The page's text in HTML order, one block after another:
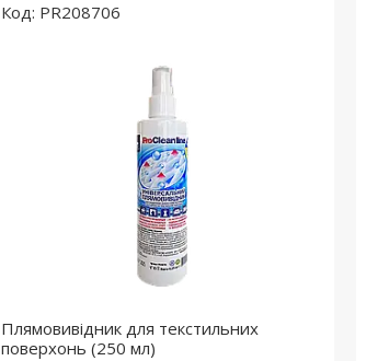
PR208706
Плямовивідник для текстильних
поверхонь (250 мл)